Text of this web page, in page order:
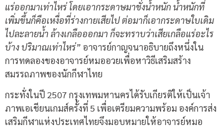
แร่ออกมาเท่าไหร่ โดยเอากระดาษมาชั่งน้ำหนัก น้ำหนักที่
เพิ่มขึ้นก็คือเหงื่อที่ร่างกายเสียไป ต่อมาก็เอากระดาษใบเดิม
ไปละลายน้ำ ล้างเกลือออกมา ก็จะทราบว่าเสียเกลือแร่อะไร
บ้าง ปริมาณเท่าไหร่” อาจารย์กาญจนาอธิบายถึงหนึ่งใน
การทดลองของอาจารย์หมออวยเพื่อหาวิธีเสริมสร้าง
สมรรถภาพของนักกีฬาไทย
กระทั่งในปี 2507 กรุงเทพมหานครได้รับเกียรติให้เป็นเจ้า
ภาพเอเชียนเกมส์ครั้งที่ 5 เพื่อเตรียมความพร้อม องค์การส่ง
เสริมกีฬาแห่งประเทศไทยจึงมอบหมายให้อาจารย์หมอ